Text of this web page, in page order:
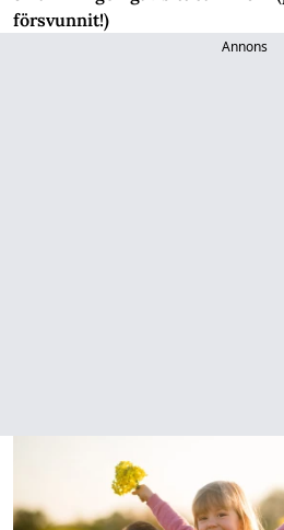
försvunnit!)
Annons